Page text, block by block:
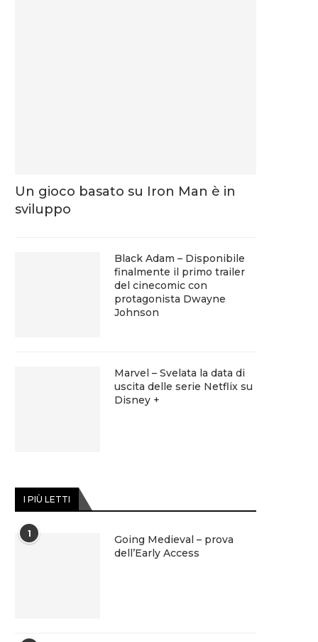
Un gioco basato su Iron Man è in
sviluppo
Black Adam – Disponibile
finalmente il primo trailer
del cinecomic con
protagonista Dwayne
Johnson
Marvel – Svelata la data di
uscita delle serie Netflix su
Disney +
I PIÙ LETTI
1
Going Medieval – prova
dell’Early Access